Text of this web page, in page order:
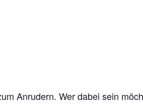
Anrudern. Wer dabei sein